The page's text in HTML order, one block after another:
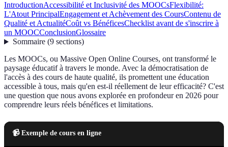
IntroductionAccessibilité et Inclusivité des MOOCsFlexibilité:
L'Atout PrincipalEngagement et Achèvement des CoursContenu de
Qualité et ActualitéCoût vs BénéficesChecklist avant de s'inscrire à
un MOOCConclusionGlossaire
Sommaire(9 sections)
Les MOOCs, ou Massive Open Online Courses, ont transformé le
paysage éducatif à travers le monde. Avec la démocratisation de
l'accès à des cours de haute qualité, ils promettent une éducation
accessible à tous, mais qu'en est-il réellement de leur efficacité? C'est
une question que nous avons explorée en profondeur en 2026 pour
comprendre leurs réels bénéfices et limitations.
📹 Exemple de cours en ligne